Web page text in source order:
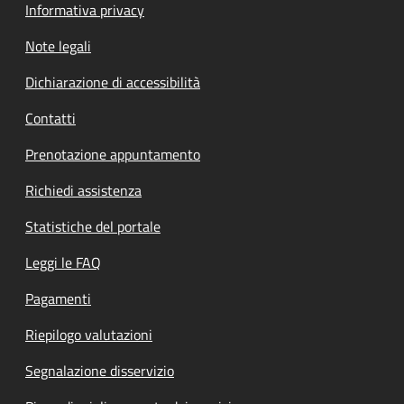
Informativa privacy
Note legali
Dichiarazione di accessibilità
Contatti
Prenotazione appuntamento
Richiedi assistenza
Statistiche del portale
Leggi le FAQ
Pagamenti
Riepilogo valutazioni
Segnalazione disservizio